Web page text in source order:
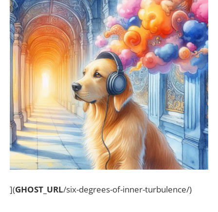
](GHOST_URL/six-degrees-of-inner-turbulence/)